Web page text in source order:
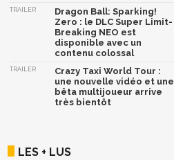
TRAILER
Dragon Ball: Sparking!
Zero : le DLC Super Limit-
Breaking NEO est
disponible avec un
contenu colossal
TRAILER
Crazy Taxi World Tour :
une nouvelle vidéo et une
bêta multijoueur arrive
très bientôt
LES + LUS